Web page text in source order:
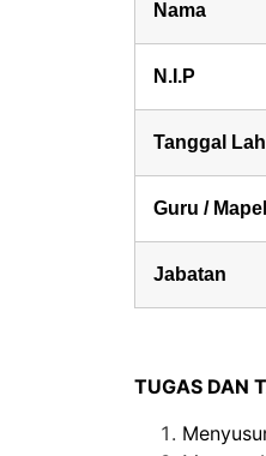
Nama
N.I.P
Tanggal
Guru /
Jabatan
TUGAS DAN